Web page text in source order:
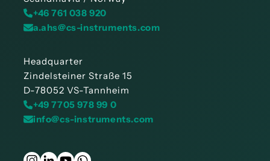
+46 761 038 920
a.ahs@cs-instruments.com
Headquarter
Zindelsteiner Straße 15
D-78052 VS-Tannheim
+49 7705 978 99 0
info@cs-instruments.com